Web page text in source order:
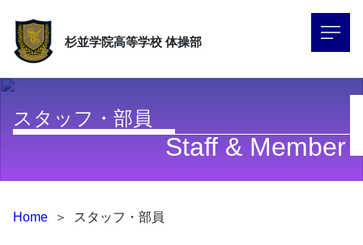
杉並学院高等学校 体操部
スタッフ・部員
Staff & Member
Home ＞ スタッフ・部員